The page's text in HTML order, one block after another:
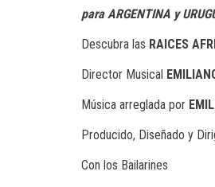
para ARGENTINA y
Descubra las RAICES
Director Musical
Música arreglada por
Producido, Diseñado y
Con los Bailarines